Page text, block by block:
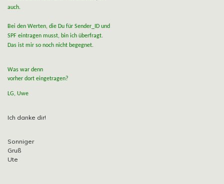
auch.
Bei den Werten, die Du für Sender_ID und
SPF eintragen musst, bin ich überfragt.
Das ist mir so noch nicht begegnet.
Was war denn
vorher dort eingetragen?
LG, Uwe
Ich danke dir!
Sonniger
Gruß
Ute